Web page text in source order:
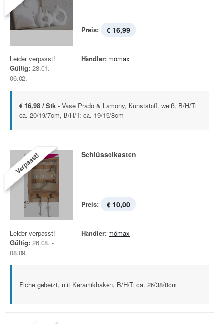
Preis: € 16,99
Leider verpasst!
Gültig: 28.01. -
06.02.
Händler: mömax
€ 16,98 / Stk - Vase Prado & Lamony, Kunststoff, weiß, B/H/T:
ca. 20/19/7cm, B/H/T: ca. 19/19/8cm
Verpasst! Schlüsselkasten
Preis: € 10,00
Leider verpasst!
Gültig: 26.08. -
08.09.
Händler: mömax
Eiche gebeizt, mit Keramikhaken, B/H/T: ca. 26/38/8cm